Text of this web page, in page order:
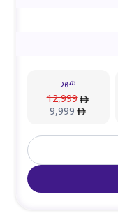
شهر
12,999
9,999